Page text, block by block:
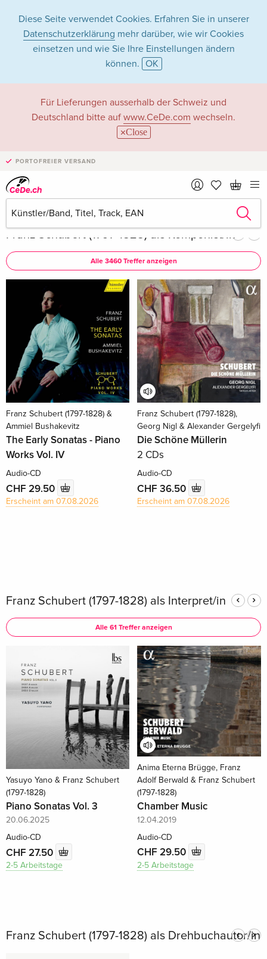
Diese Seite verwendet Cookies. Erfahren Sie in unserer
Datenschutzerklärung mehr darüber, wie wir Cookies
einsetzen und wie Sie Ihre Einstellungen ändern
können. OK
Für Lieferungen ausserhalb der Schweiz und
Deutschland bitte auf www.CeDe.com wechseln.
Close
PORTOFREIER VERSAND
Franz Schubert
(1797-1828) in Musik
- Alle Formate
Artikel von Franz Schubert (1797-1828) anzeigen imkompletten Shop
Franz Schubert (1797-1828) als Komponist/in
Alle 3460 Treffer anzeigen
Franz Schubert (1797-1828) &
Ammiel Bushakevitz
The Early Sonatas - Piano
Works Vol. IV
Audio-CD
CHF 29.50
Erscheint am 07.08.2026
Franz Schubert (1797-1828),
Georg Nigl & Alexander Gergelyfi
Die Schöne Müllerin
2 CDs
Audio-CD
CHF 36.50
Erscheint am 07.08.2026
Franz Schubert (1797-1828) als Interpret/in
Alle 61 Treffer anzeigen
Yasuyo Yano & Franz Schubert
(1797-1828)
Piano Sonatas Vol. 3
20.06.2025
Audio-CD
CHF 27.50
2-5 Arbeitstage
Anima Eterna Brügge, Franz
Adolf Berwald & Franz Schubert
(1797-1828)
Chamber Music
12.04.2019
Audio-CD
CHF 29.50
2-5 Arbeitstage
Franz Schubert (1797-1828) als Drehbuchautor/in